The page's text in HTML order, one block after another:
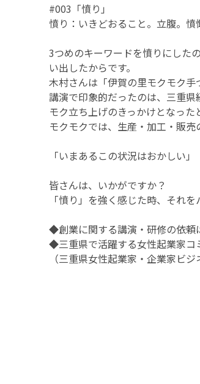
#003「憤り」
憤り：いきどおること。立腹。
3つめのキーワードを憤りにしたの
い出したからです。
木村さんは「伊賀の里モクモク手
講演で印象的だったのは、三重
モク立ち上げのきっかけとなった
モクモクでは、生産・加工・販
「いまあるこの状況はおかしい
皆さんは、いかがですか？
「憤り」を強く感じた時、それ
◆創業に関する講演・研修の依頼
◆三重県で活躍する女性起業家コ
（三重県女性起業家・企業家ビ